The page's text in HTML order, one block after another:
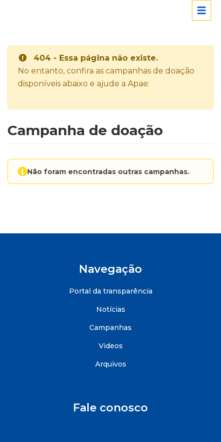
404 - Essa página não existe.
No entanto, confira as campanhas de doação
disponíveis abaixo e ajude a Apae:
Campanha de doação
Não foram encontradas outras campanhas.
Navegação
Portal da transparência
Notícias
Campanhas
Videos
Arquivos
Fale conosco